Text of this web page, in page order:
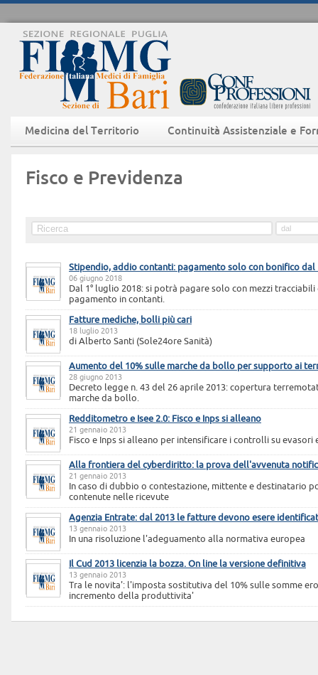
Medicina del Territorio Continuità Assistenziale e
Fisco e Previdenza
Stipendio, addio contanti: pagamento solo con bonifico dal
06 giugno 2018
Dal 1° luglio 2018: si potrà pagare solo con mezzi
pagamento in contanti.
Fatture mediche, bolli più cari
18 luglio 2013
di Alberto Santi (Sole24ore Sanità)
Aumento del 10% sulle marche da bollo per supporto ai
28 giugno 2013
Decreto legge n. 43 del 26 aprile 2013: copertura
marche da bollo.
Redditometro e Isee 2.0: Fisco e Inps si alleano
21 gennaio 2013
Fisco e Inps si alleano per intensificare i controlli su
Alla frontiera del cyberdiritto: la prova dell'avvenuta
21 gennaio 2013
In caso di dubbio o contestazione, mittente e destinatario
contenute nelle ricevute
Agenzia Entrate: dal 2013 le fatture devono esere
13 gennaio 2013
In una risoluzione l'adeguamento alla normativa europea
Il Cud 2013 licenzia la bozza. On line la versione definitiva
13 gennaio 2013
Tra le novita': l'imposta sostitutiva del 10% sulle somme
incremento della produttivita'